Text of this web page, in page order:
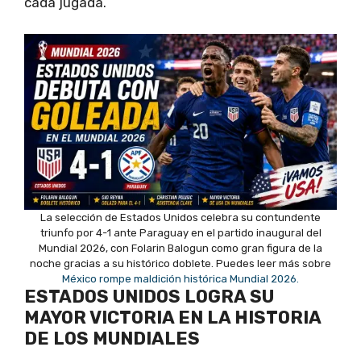
La selección de Estados Unidos celebra su contundente
triunfo por 4-1 ante Paraguay en el partido inaugural del
Mundial 2026, con Folarin Balogun como gran figura de la
noche gracias a su histórico doblete. Puedes leer más sobre
México rompe maldición histórica Mundial 2026.
ESTADOS UNIDOS LOGRA SU
MAYOR VICTORIA EN LA HISTORIA
DE LOS MUNDIALES